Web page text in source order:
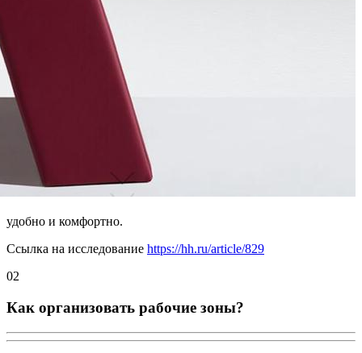
удобно и комфортно.
Ссылка на исследование https://hh.ru/article/829
02
Как организовать рабочие зоны?